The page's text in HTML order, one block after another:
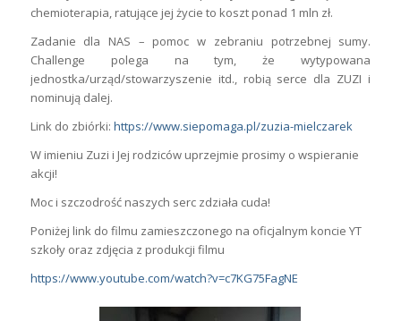
chemioterapia, ratujące jej życie to koszt ponad 1 mln zł.
Zadanie dla NAS – pomoc w zebraniu potrzebnej sumy.
Challenge polega na tym, że wytypowana
jednostka/urząd/stowarzyszenie itd., robią serce dla ZUZI i
nominują dalej.
Link do zbiórki: https://www.siepomaga.pl/zuzia-mielczarek
W imieniu Zuzi i Jej rodziców uprzejmie prosimy o wspieranie
akcji!
Moc i szczodrość naszych serc zdziała cuda!
Poniżej link do filmu zamieszczonego na oficjalnym koncie YT
szkoły oraz zdjęcia z produkcji filmu
https://www.youtube.com/watch?v=c7KG75FagNE